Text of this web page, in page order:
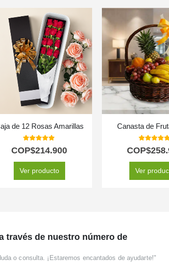
de 12 Rosas Amarillas
5.00
COP$214.900
Ver producto
Canasta de
5.00
COP$
Ver
través de nuestro número de
o consulta. ¡Estaremos encantados de ayudarte!"